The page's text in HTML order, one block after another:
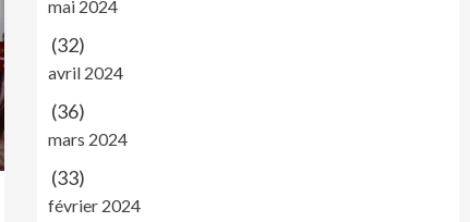
mai 2024
(32)
avril 2024
(36)
mars 2024
(33)
février 2024